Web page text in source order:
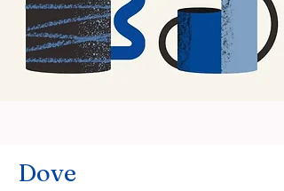
Dove